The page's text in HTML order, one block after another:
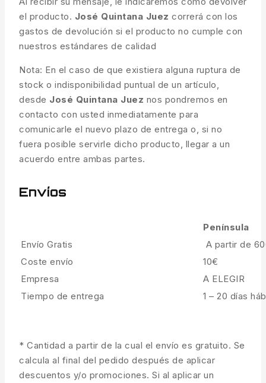
el producto. José Quintana Juez correrá con los
gastos de devolución si el producto no cumple con
nuestros estándares de calidad
Nota: En el caso de que existiera alguna ruptura de
stock o indisponibilidad puntual de un artículo,
desde José Quintana Juez nos pondremos en
contacto con usted inmediatamente para
comunicarle el nuevo plazo de entrega o, si no
fuera posible servirle dicho producto, llegar a un
acuerdo entre ambas partes.
Envíos
Península
Envío Gratis
A partir de
Coste envío
10€
Empresa
A ELEGIR
Tiempo de entrega
1 – 20 días
* Cantidad a partir de la cual el envío es gratuito. Se
calcula al final del pedido después de aplicar
descuentos y/o promociones. Si al aplicar un